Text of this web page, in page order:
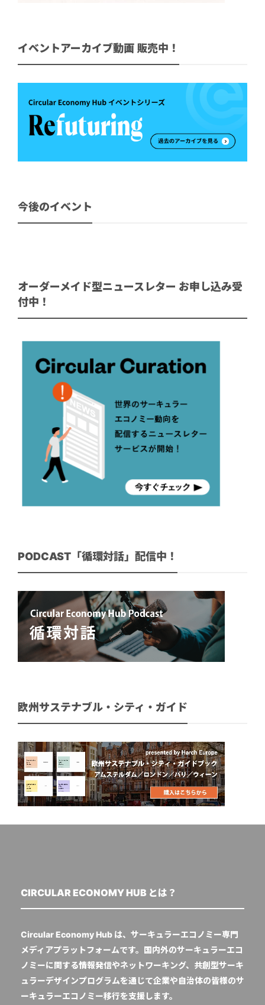
イベントアーカイブ動画 販売中！
今後のイベント
オーダーメイド型ニュースレター お申し込み受
付中！
PODCAST「循環対話」配信中！
欧州サステナブル・シティ・ガイド
CIRCULAR ECONOMY HUB とは？
Circular Economy Hub は、サーキュラーエコノミー専門
メディアプラットフォームです。国内外のサーキュラーエコ
ノミーに関する情報発信やネットワーキング、共創型サーキ
ュラーデザインプログラムを通じて企業や自治体の皆様のサ
ーキュラーエコノミー移行を支援します。